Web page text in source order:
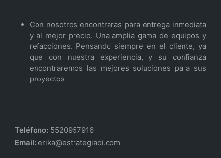
Con nosotros encontraras para entrega inmediata
y al mejor precio. Una amplia gama de equipos y
refacciones. Pensando siempre en el cliente, ya
que con nuestra experiencia, y su confianza
encontraremos las mejores soluciones para sus
proyectos
Teléfono: 5520957916
Email: erika@estrategiaoi.com